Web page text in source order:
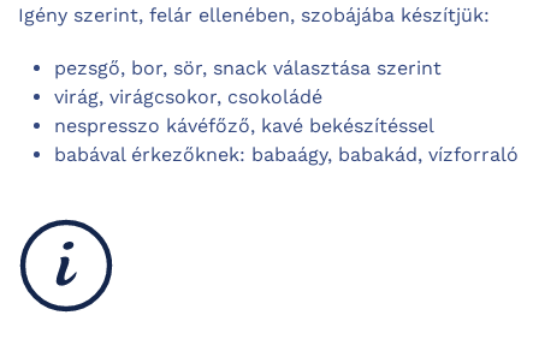
Igény szerint, felár ellenében, szobájába készítjük:
pezsgő, bor, sör, snack választása szerint
virág, virágcsokor, csokoládé
nespresszo kávéfőző, kavé bekészítéssel
babával érkezőknek: babaágy, babakád, vízforraló